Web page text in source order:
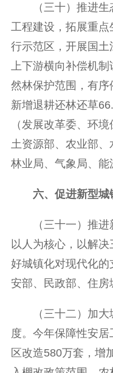
（三十）推进
工程建设，拓展重
行示范区，开展国
上下游横向补偿机
然林保护范围，有
新增退耕还林还草
（发展改革委、环
土资源部、农业部、
林业局、气象局、能
六、促进新型
（三十一）推
以人为核心，以解
好城镇化对现代化
安部、民政部、住房
（三十二）加
度。今年保障性安
区改造580万套，增